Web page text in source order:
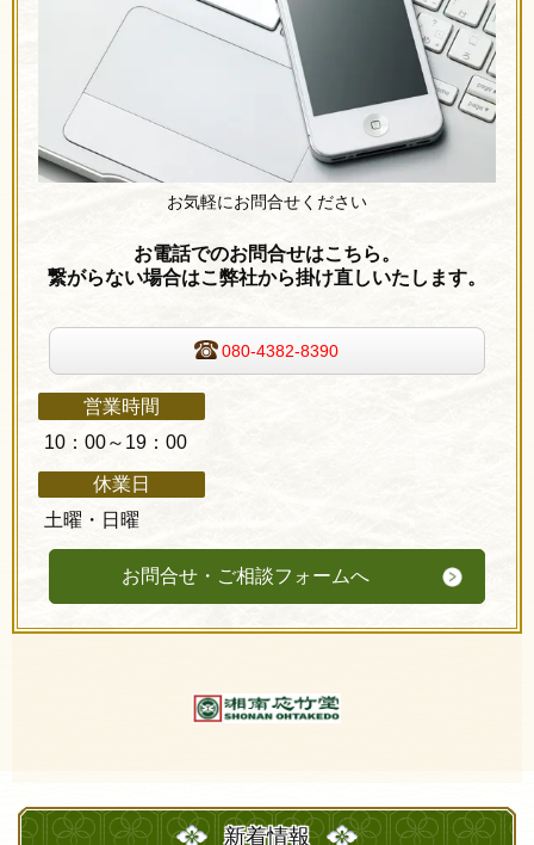
お気軽にお問合せください
お電話でのお問合せはこちら。
繋がらない場合はこ弊社から掛け直しいたします。
080-4382-8390
営業時間
10：00～19：00
休業日
土曜・日曜
お問合せ・ご相談フォームへ
新着情報